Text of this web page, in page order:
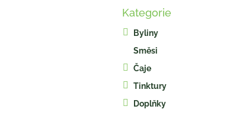
Přeskočit
Kategorie
Byliny
Směsi
Čaje
Tinktury
Doplňky